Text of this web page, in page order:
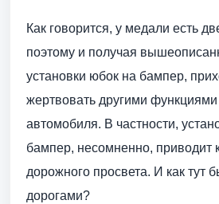
Как говорится, у медали есть
поэтому и получая
установки юбок на бампер,
жертвовать другими
автомобиля. В частности,
бампер, несомненно, приводит
дорожного просвета. И как тут
дорогами?